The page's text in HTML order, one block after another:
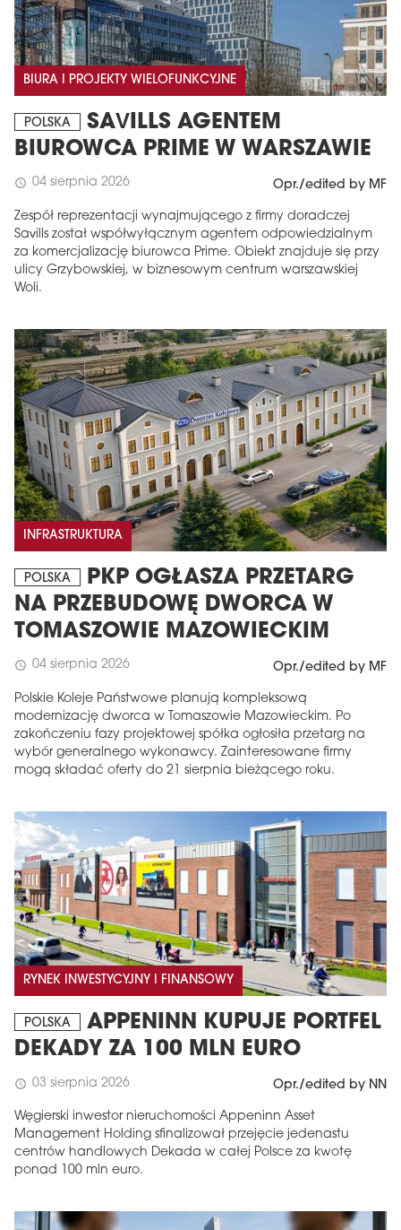
BIURA I PROJEKTY WIELOFUNKCYJNE
POLSKA
SAVILLS AGENTEM
BIUROWCA PRIME W WARSZAWIE
schedule 04 sierpnia 2026 Opr./edited by MF
Zespół reprezentacji wynajmującego z firmy doradczej
Savills został współwyłącznym agentem odpowiedzialnym
za komercjalizację biurowca Prime. Obiekt znajduje się przy
ulicy Grzybowskiej, w biznesowym centrum warszawskiej
Woli.
INFRASTRUKTURA
POLSKA
PKP OGŁASZA PRZETARG
NA PRZEBUDOWĘ DWORCA W
TOMASZOWIE MAZOWIECKIM
schedule 04 sierpnia 2026 Opr./edited by MF
Polskie Koleje Państwowe planują kompleksową
modernizację dworca w Tomaszowie Mazowieckim. Po
zakończeniu fazy projektowej spółka ogłosiła przetarg na
wybór generalnego wykonawcy. Zainteresowane firmy
mogą składać oferty do 21 sierpnia bieżącego roku.
RYNEK INWESTYCYJNY I FINANSOWY
POLSKA
APPENINN KUPUJE PORTFEL
DEKADY ZA 100 MLN EURO
schedule 03 sierpnia 2026 Opr./edited by NN
Węgierski inwestor nieruchomości Appeninn Asset
Management Holding sfinalizował przejęcie jedenastu
centrów handlowych Dekada w całej Polsce za kwotę
ponad 100 mln euro.